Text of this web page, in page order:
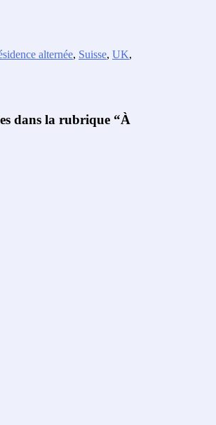
alternée, Suisse, UK,
dans la rubrique “À